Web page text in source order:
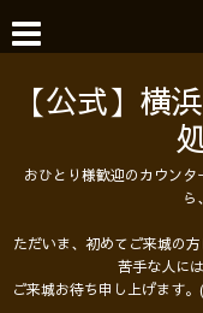
【公式】横
おひとり様歓迎のカウン
ら
ただいま、初めてご来城の
苦手な人に
ご来城お待ち申し上げます